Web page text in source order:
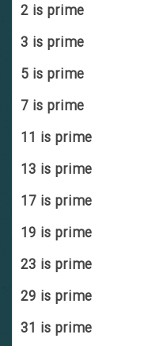
2 is prime
3 is prime
5 is prime
7 is prime
11 is prime
13 is prime
17 is prime
19 is prime
23 is prime
29 is prime
31 is prime